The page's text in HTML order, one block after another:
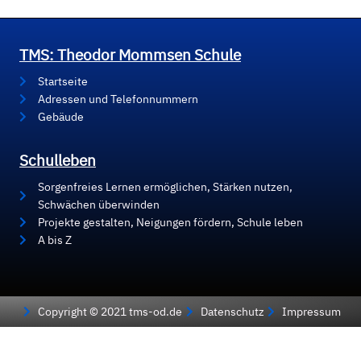
TMS: Theodor Mommsen Schule
Startseite
Adressen und Telefonnummern
Gebäude
Schulleben
Sorgenfreies Lernen ermöglichen, Stärken nutzen,
Schwächen überwinden
Projekte gestalten, Neigungen fördern, Schule leben
A bis Z
Copyright © 2021 tms-od.de Datenschutz Impressum